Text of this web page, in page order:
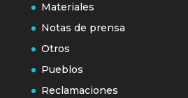
Materiales
Notas de prensa
Otros
Pueblos
Reclamaciones